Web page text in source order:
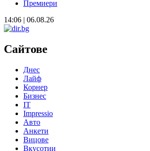
Премиери
14:06 | 06.08.26
Сайтове
Днес
Лайф
Корнер
Бизнес
IT
Impressio
Авто
Анкети
Вицове
Вкусотии